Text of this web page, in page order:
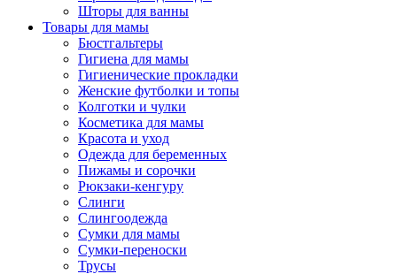
Шторы для ванны
Товары для мамы
Бюстгальтеры
Гигиена для мамы
Гигиенические прокладки
Женские футболки и топы
Колготки и чулки
Косметика для мамы
Красота и уход
Одежда для беременных
Пижамы и сорочки
Рюкзаки-кенгуру
Слинги
Слингоодежда
Сумки для мамы
Сумки-переноски
Трусы